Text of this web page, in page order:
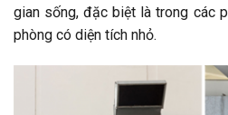
gian sống, đặc biệt là trong các
phòng có diện tích nhỏ.